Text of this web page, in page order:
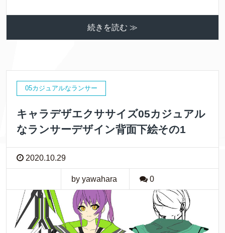
続きを読む ≫
05カジュアルなランサー
キャラデザエクササイズ05カジュアル
なランサーデザイン背面下絵その1
2020.10.29
by yawahara 0